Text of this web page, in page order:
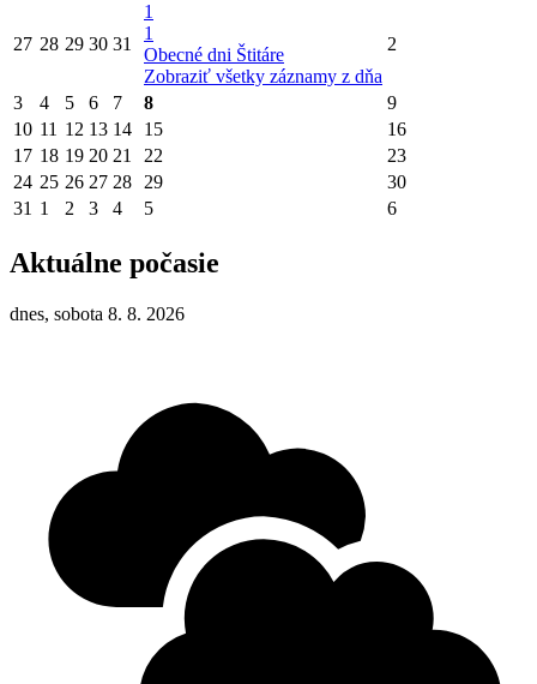
27 28 29 30 31
1
1
Obecné dni Štitáre
Zobraziť všetky záznamy z dňa
2
3 4 5 6 7 8
9
10 11 12 13 14 15
16
17 18 19 20 21 22
23
24 25 26 27 28 29
30
31 1 2 3 4 5 6
Aktuálne počasie
dnes, sobota 8. 8. 2026